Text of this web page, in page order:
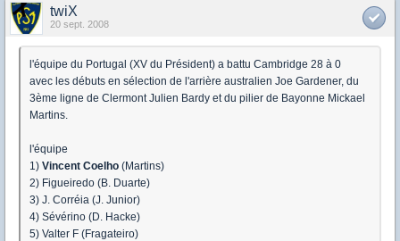
twiX
20 sept. 2008
l'équipe du Portugal (XV du Président) a battu Cambridge 28 à 0
avec les débuts en sélection de l'arrière australien Joe Gardener, du
3ème ligne de Clermont Julien Bardy et du pilier de Bayonne Mickael
Martins.
l'équipe
1) Vincent Coelho (Martins)
2) Figueiredo (B. Duarte)
3) J. Corréia (J. Junior)
4) Sévérino (D. Hacke)
5) Valter F (Fragateiro)